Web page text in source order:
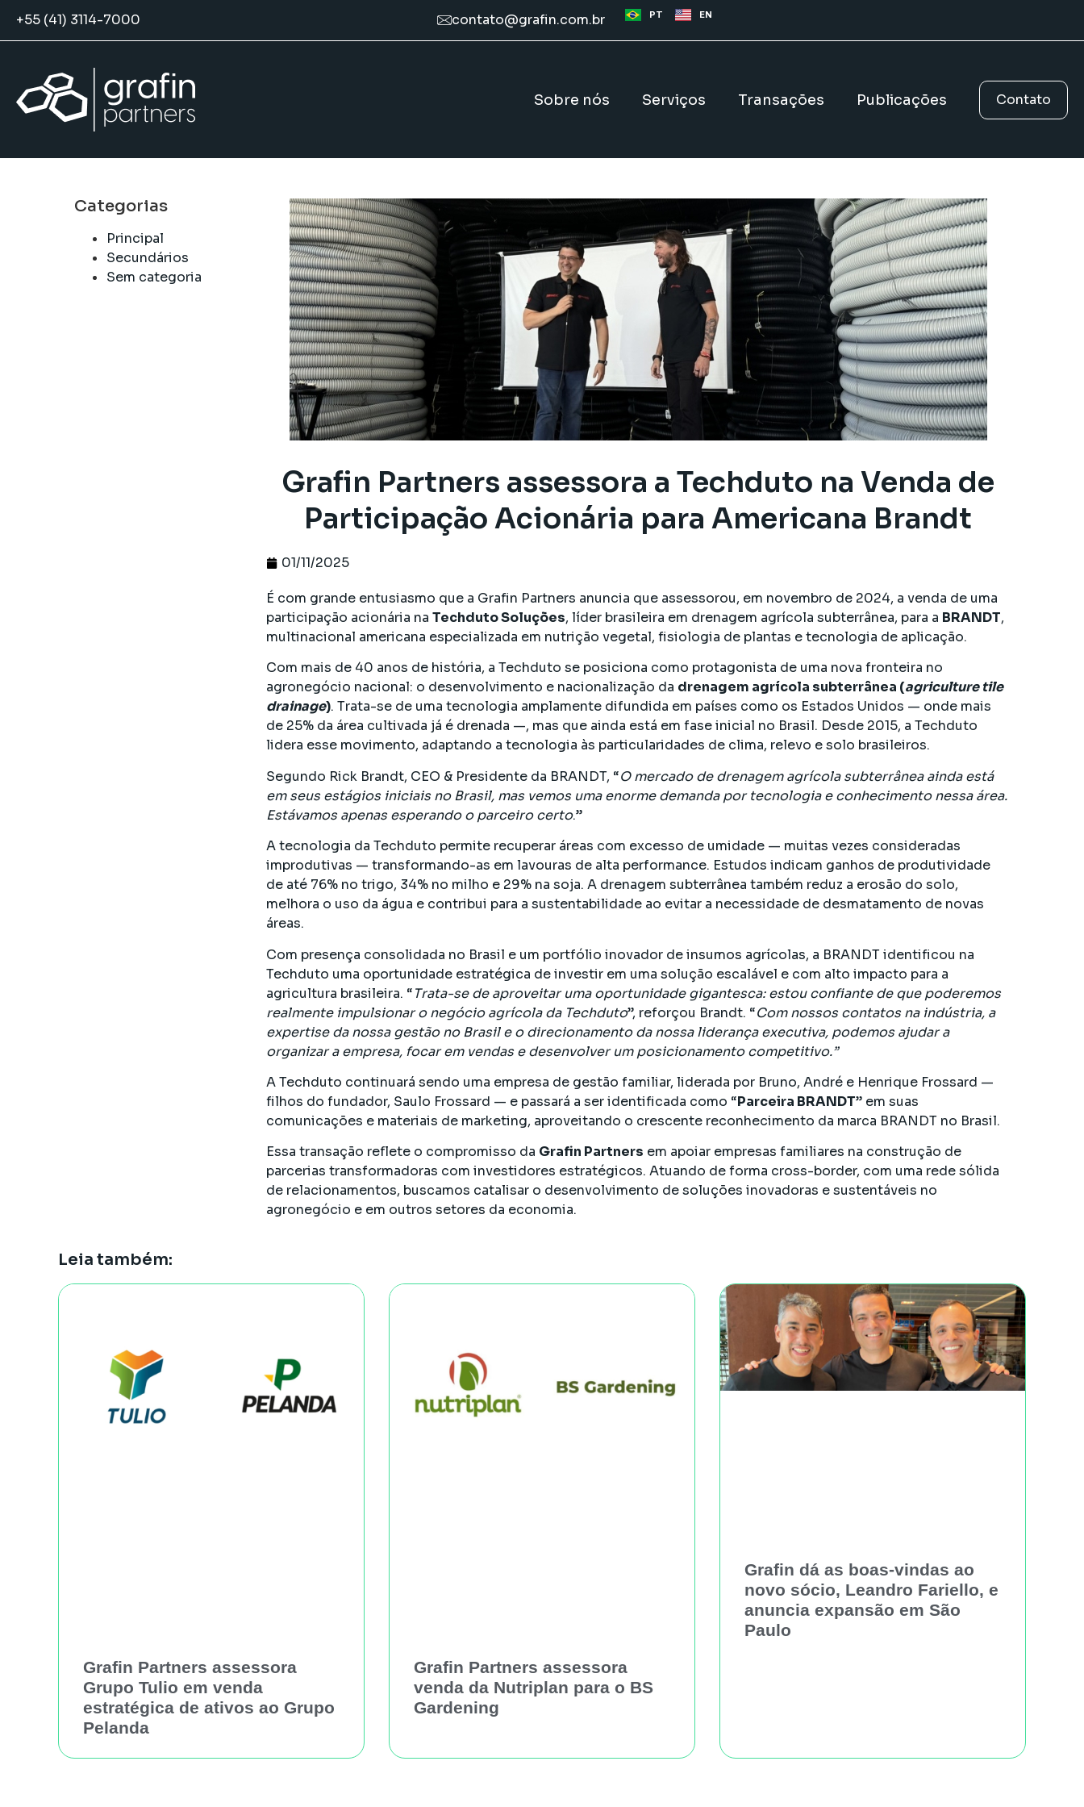
+55 (41) 3114-7000 contato@grafin.com.br PT EN
Sobre nós Serviços Transações Publicações Contato
Categorias
Principal
Secundários
Sem categoria
Grafin Partners assessora a Techduto na Venda de
Participação Acionária para Americana Brandt
01/11/2025
É com grande entusiasmo que a Grafin Partners anuncia que assessorou, em novembro de 2024, a venda de uma
participação acionária naTechduto Soluções, líder brasileira em drenagem agrícola subterrânea, para a BRANDT,
multinacional americana especializada em nutrição vegetal, fisiologia de plantas e tecnologia de aplicação.
Com mais de 40 anos de história, a Techduto se posiciona como protagonista de uma nova fronteira no
agronegócio nacional: o desenvolvimento e nacionalização da drenagem agrícola subterrânea (agriculture tile
drainage). Trata-se de uma tecnologia amplamente difundida em países como os Estados Unidos — onde mais
de 25% da área cultivada já é drenada —, mas que ainda está em fase inicial no Brasil. Desde 2015, a Techduto
lidera esse movimento, adaptando a tecnologia às particularidades de clima, relevo e solo brasileiros.
Segundo Rick Brandt, CEO & Presidente da BRANDT, “O mercado de drenagem agrícola subterrânea ainda está
em seus estágios iniciais no Brasil, mas vemos uma enorme demanda por tecnologia e conhecimento nessa área.
Estávamos apenas esperando o parceiro certo.”
A tecnologia da Techduto permite recuperar áreas com excesso de umidade — muitas vezes consideradas
improdutivas — transformando-as em lavouras de alta performance. Estudos indicam ganhos de produtividade
de até 76% no trigo, 34% no milho e 29% na soja. A drenagem subterrânea também reduz a erosão do solo,
melhora o uso da água e contribui para a sustentabilidade ao evitar a necessidade de desmatamento de novas
áreas.
Com presença consolidada no Brasil e um portfólio inovador de insumos agrícolas, a BRANDT identificou na
Techduto uma oportunidade estratégica de investir em uma solução escalável e com alto impacto para a
agricultura brasileira. “Trata-se de aproveitar uma oportunidade gigantesca: estou confiante de que poderemos
realmente impulsionar o negócio agrícola da Techduto”, reforçou Brandt. “Com nossos contatos na indústria, a
expertise da nossa gestão no Brasil e o direcionamento da nossa liderança executiva, podemos ajudar a
organizar a empresa, focar em vendas e desenvolver um posicionamento competitivo.”
A Techduto continuará sendo uma empresa de gestão familiar, liderada por Bruno, André e Henrique Frossard —
filhos do fundador, Saulo Frossard — e passará a ser identificada como “Parceira BRANDT” em suas
comunicações e materiais de marketing, aproveitando o crescente reconhecimento da marca BRANDT no Brasil.
Essa transação reflete o compromisso da Grafin Partners em apoiar empresas familiares na construção de
parcerias transformadoras com investidores estratégicos. Atuando de forma cross-border, com uma rede sólida
de relacionamentos, buscamos catalisar o desenvolvimento de soluções inovadoras e sustentáveis no
agronegócio e em outros setores da economia.
Leia também:
Grafin Partners assessora
Grupo Tulio em venda
estratégica de ativos ao Grupo
Pelanda
Grafin Partners assessora
venda da Nutriplan para o BS
Gardening
Grafin dá as boas-vindas ao
novo sócio, Leandro Fariello, e
anuncia expansão em São
Paulo